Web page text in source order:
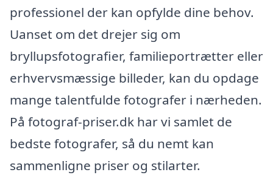
professionel der kan opfylde dine behov.
Uanset om det drejer sig om
bryllupsfotografier, familieportrætter eller
erhvervsmæssige billeder, kan du opdage
mange talentfulde fotografer i nærheden.
På fotograf-priser.dk har vi samlet de
bedste fotografer, så du nemt kan
sammenligne priser og stilarter.